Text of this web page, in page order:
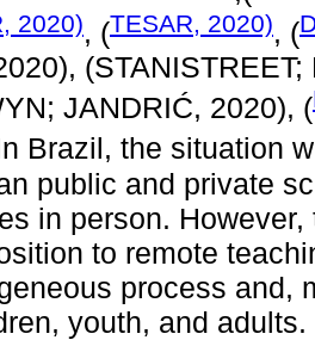
2020), (TESAR, 2020), (
JANDRIĆ, 2020), (
Brazil, the situation
public and private
in person.
to remote
process and,
youth, and adults.